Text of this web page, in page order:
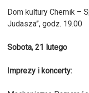
Dom kultury Chemik –
Judasza”, godz. 19.00
Sobota, 21 lutego
Imprezy i koncerty: